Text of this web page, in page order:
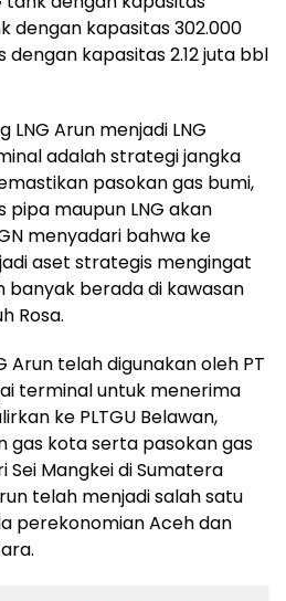
dengan kapasitas 302.000
kapasitas 2.12 juta bbl
LNG Arun menjadi LNG
adalah strategi jangka
pasokan gas bumi,
maupun LNG akan
menyadari bahwa ke
aset strategis mengingat
banyak berada di kawasan
Rosa.
Arun telah digunakan oleh PT
terminal untuk menerima
ke PLTGU Belawan,
gas kota serta pasokan gas
Sei Mangkei di Sumatera
telah menjadi salah satu
perekonomian Aceh dan